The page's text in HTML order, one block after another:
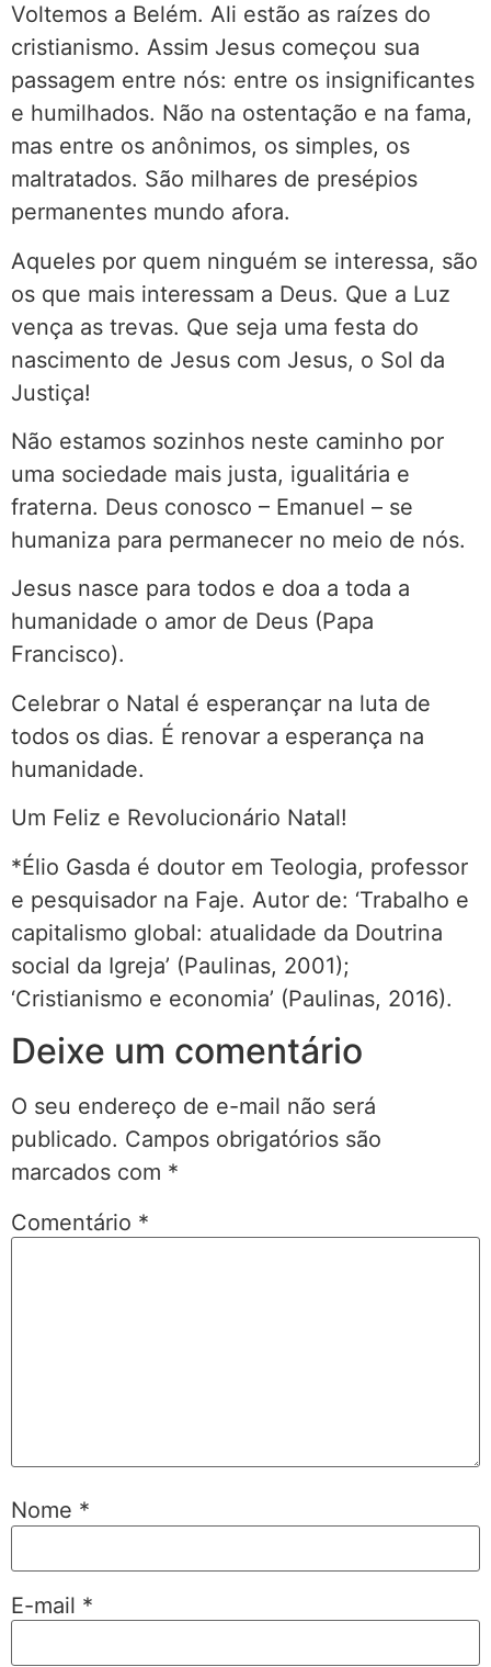
Voltemos a Belém. Ali estão as raízes do
cristianismo. Assim Jesus começou sua
passagem entre nós: entre os insignificantes
e humilhados. Não na ostentação e na fama,
mas entre os anônimos, os simples, os
maltratados. São milhares de presépios
permanentes mundo afora.
Aqueles por quem ninguém se interessa, são
os que mais interessam a Deus. Que a Luz
vença as trevas. Que seja uma festa do
nascimento de Jesus com Jesus, o Sol da
Justiça!
Não estamos sozinhos neste caminho por
uma sociedade mais justa, igualitária e
fraterna. Deus conosco – Emanuel – se
humaniza para permanecer no meio de nós.
Jesus nasce para todos e doa a toda a
humanidade o amor de Deus (Papa
Francisco).
Celebrar o Natal é esperançar na luta de
todos os dias. É renovar a esperança na
humanidade.
Um Feliz e Revolucionário Natal!
*Élio Gasda é doutor em Teologia, professor
e pesquisador na Faje. Autor de: ‘Trabalho e
capitalismo global: atualidade da Doutrina
social da Igreja’ (Paulinas, 2001);
‘Cristianismo e economia’ (Paulinas, 2016).
Deixe um comentário
O seu endereço de e-mail não será
publicado. Campos obrigatórios são
marcados com *
Comentário *
Nome *
E-mail *